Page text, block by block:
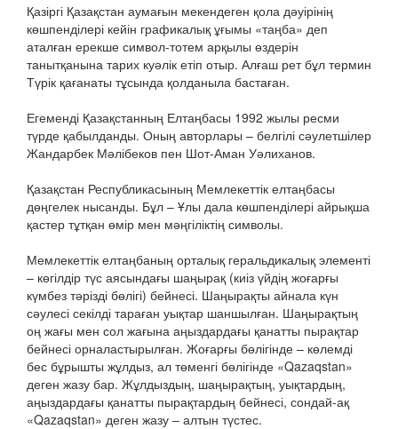
Қазіргі Қазақстан аумағын мекендеген қола дәуірінің
көшпенділері кейін графикалық ұғымы «таңба» деп
аталған ерекше символ-тотем арқылы өздерін
танытқанына тарих куәлік етіп отыр. Алғаш рет бұл термин
Түрік қағанаты тұсында қолданыла бастаған.
Егеменді Қазақстанның Елтаңбасы 1992 жылы ресми
түрде қабылданды. Оның авторлары – белгілі сәулетшілер
Жандарбек Мәлібеков пен Шот-Аман Уәлиханов.
Қазақстан Республикасының Мемлекеттік елтаңбасы
дөңгелек нысанды. Бұл – Ұлы дала көшпенділері айрықша
қастер тұтқан өмір мен мәңгіліктің символы.
Мемлекеттік елтаңбаның орталық геральдикалық элементі
– көгілдір түс аясындағы шаңырақ (киіз үйдің жоғарғы
күмбез тәрізді бөлігі) бейнесі. Шаңырақты айнала күн
сәулесі секілді тараған уықтар шаншылған. Шаңырақтың
оң жағы мен сол жағына аңыздардағы қанатты пырақтар
бейнесі орналастырылған. Жоғарғы бөлігінде – көлемді
бес бұрышты жұлдыз, ал төменгі бөлігінде «Qazaqstan»
деген жазу бар. Жұлдыздың, шаңырақтың, уықтардың,
аңыздардағы қанатты пырақтардың бейнесі, сондай-ақ
«Qazaqstan» деген жазу – алтын түстес.